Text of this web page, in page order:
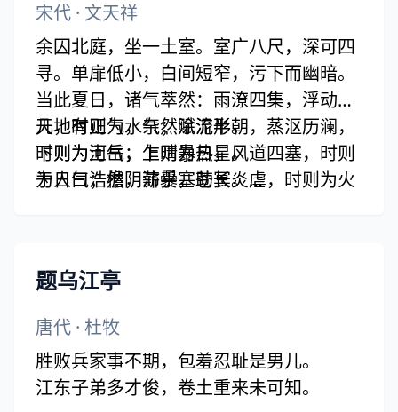
宋代 · 文天祥
余囚北庭，坐一土室。室广八尺，深可四
寻。单扉低小，白间短窄，污下而幽暗。
当此夏日，诸气萃然：雨潦四集，浮动床
几，时则为水气；涂泥半朝，蒸沤历澜，
时则为土气；乍晴暴热，风道四塞，时则
为日气；檐阴薪爨，助长炎虐，时则为火
秽气。叠是数气，当侵沴，鲜不为厉。而
予以孱弱，俯仰其间，於兹二年矣，幸而
无恙，是殆有养致然尔。然亦安知所养何
哉？孟子曰：“吾善养吾浩然之气。”彼气
有七，吾气有一，以一敌七，吾何患焉！
天地有正气，杂然赋流形。
下则为河岳，上则为日星。
于人曰浩然，沛乎塞苍冥。
在秦张良椎，在汉苏武节。
为严将军头，为嵇侍中血。
为张睢阳齿，为颜常山舌。
或为辽东帽，清操厉冰雪。
或为出师表，鬼神泣壮烈。
题乌江亭
唐代 · 杜牧
胜败兵家事不期，包羞忍耻是男儿。
江东子弟多才俊，卷土重来未可知。